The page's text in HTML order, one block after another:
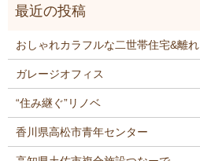
おしゃれカラフルな二世帯住宅&離れ
ガレージオフィス
“住み継ぐ”リノベ
香川県高松市青年センター